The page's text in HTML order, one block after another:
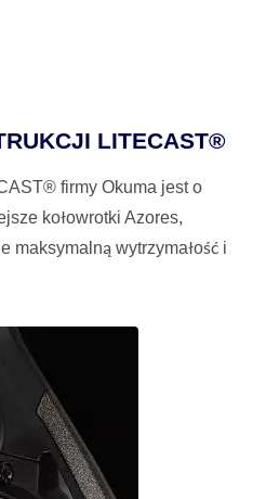
LITECAST®
firmy Okuma jest o
kołowrotki Azores,
maksymalną wytrzymałość i